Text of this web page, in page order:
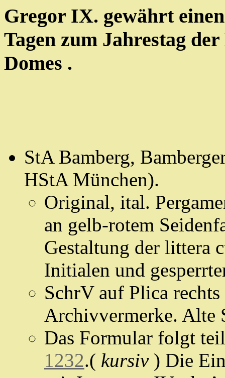
Gregor IX. gewährt
Tagen zum Jahrestag
Domes .
StA Bamberg,
HStA München).
Original, ital.
an gelb-rotem
Gestaltung der littera
Initialen und
SchrV auf Plica
Archivvermerke. Alte
Das Formular folgt
1232.( kursiv) Die